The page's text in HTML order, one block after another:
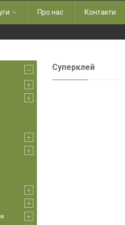
Про нас Контакти
Суперклей